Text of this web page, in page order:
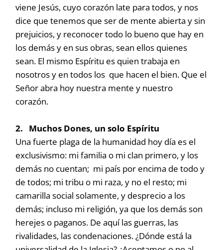
viene Jesús, cuyo corazón late para todos, y nos
dice que tenemos que ser de mente abierta y sin
prejuicios, y reconocer todo lo bueno que hay en
los demás y en sus obras, sean ellos quienes
sean. El mismo Espíritu es quien trabaja en
nosotros y en todos los que hacen el bien. Que el
Señor abra hoy nuestra mente y nuestro
corazón.
2. Muchos Dones, un solo Espíritu
Una fuerte plaga de la humanidad hoy día es el
exclusivismo: mi familia o mi clan primero, y los
demás no cuentan; mi país por encima de todo y
de todos; mi tribu o mi raza, y no el resto; mi
camarilla social solamente, y desprecio a los
demás; incluso mi religión, ya que los demás son
herejes o paganos. De aquí las guerras, las
rivalidades, las condenaciones. ¿Dónde está la